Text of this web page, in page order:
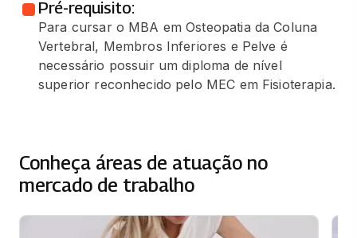
Pré-requisito:
Para cursar o MBA em Osteopatia da Coluna
Vertebral, Membros Inferiores e Pelve é
necessário possuir um diploma de nível
superior reconhecido pelo MEC em Fisioterapia.
Conheça áreas de atuação no
mercado de trabalho